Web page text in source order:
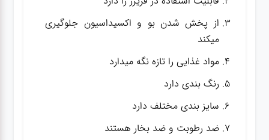
از پخش شدن بو و اکسیداسیون جلوگیری
میکند
مواد غذایی را تازه نگه میدارد
رنگ بندی دارد
سایز بندی مختلف دارد
ضد رطوبت و ضد بخار هستند